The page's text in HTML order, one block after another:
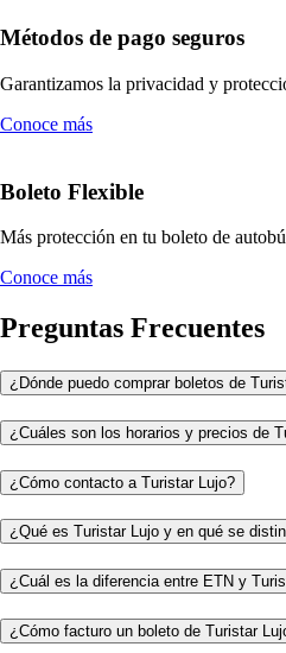
Métodos de pago seguros
Garantizamos la privacidad y
Conoce más
Boleto Flexible
Más protección en tu boleto de
Conoce más
Preguntas Frecuentes
¿Dónde puedo comprar boletos de
¿Cuáles son los horarios y precios de
¿Cómo contacto a Turistar Lujo?
¿Qué es Turistar Lujo y en qué se
¿Cuál es la diferencia entre ETN y
¿Cómo facturo un boleto de Turistar